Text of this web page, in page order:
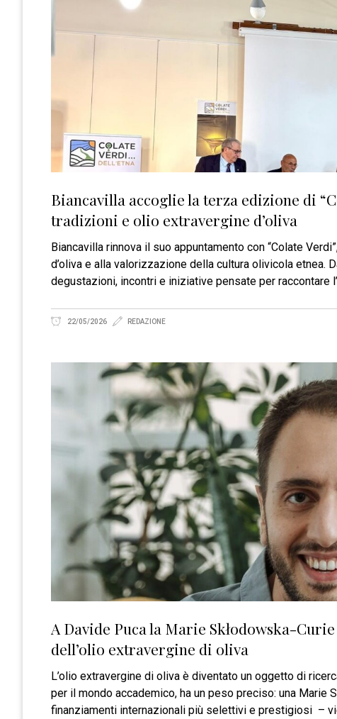
Biancavilla accoglie la terza edizione di
tradizioni e olio extravergine d’oliva
Biancavilla rinnova il suo appuntamento con “Colate
d’oliva e alla valorizzazione della cultura olivicola etnea.
degustazioni, incontri e iniziative pensate per raccontare
22/05/2026 REDAZIONE
A Davide Puca la Marie Skłodowska-
dell’olio extravergine di oliva
L’olio extravergine di oliva è diventato un oggetto di
per il mondo accademico, ha un peso preciso: una Marie
finanziamenti internazionali più selettivi e prestigiosi –